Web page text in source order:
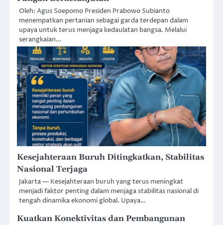
Oleh: Agus Soepomo Presiden Prabowo Subianto
menempatkan pertanian sebagai garda terdepan dalam
upaya untuk terus menjaga kedaulatan bangsa. Melalui
serangkaian…
Kesejahteraan Buruh Ditingkatkan, Stabilitas
Nasional Terjaga
Jakarta — Kesejahteraan buruh yang terus meningkat
menjadi faktor penting dalam menjaga stabilitas nasional di
tengah dinamika ekonomi global. Upaya…
Kuatkan Konektivitas dan Pembangunan